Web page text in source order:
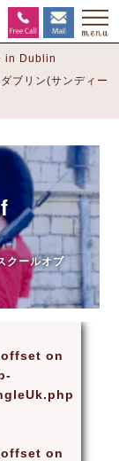
in Dublin
ブリン(サンディー
クールオブ
on
on